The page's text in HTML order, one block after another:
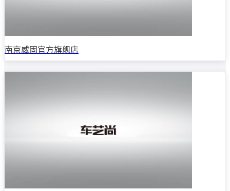
南京威固官方旗舰店